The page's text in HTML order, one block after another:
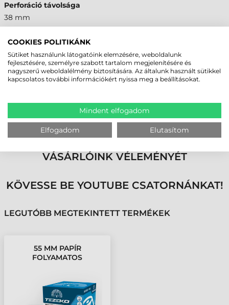
Perforáció távolsága
38 mm
Igen
Vezérlő lyuk
Igen
Jobb
VÁSÁRLÓINK VÉLEMÉNYÉT
KÖVESSE BE YOUTUBE CSATORNÁNKAT!
LEGUTÓBB MEGTEKINTETT TERMÉKEK
55 MM PAPÍR
FOLYAMATOS
COOKIES POLITIKÁNK
Sütiket használunk látogatóink elemzésére, weboldalunk
fejlesztésére, személyre szabott tartalom megjelenítésére és
nagyszerű weboldalélmény biztosítására. Az általunk használt sütikkel
kapcsolatos további információkért nyissa meg a beállításokat.
Mindent elfogadom
Elfogadom Elutasítom